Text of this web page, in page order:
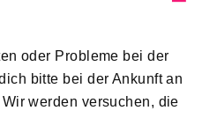
oder Probleme bei der
bitte bei der Ankunft an
werden versuchen, die